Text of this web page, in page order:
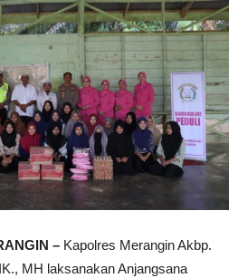
– Kapolres Merangin Akbp.
MH laksanakan Anjangsana